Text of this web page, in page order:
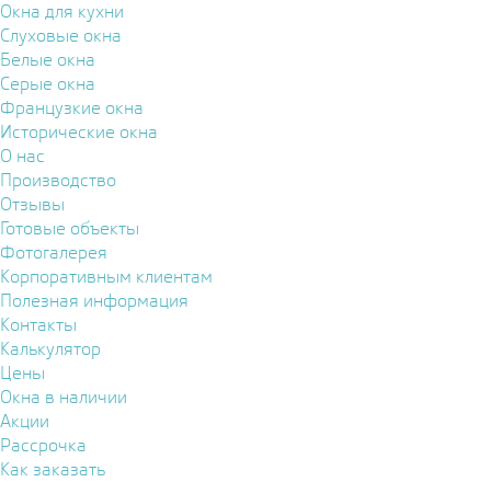
Окна для кухни
Слуховые окна
Белые окна
Серые окна
Французкие окна
Исторические окна
О нас
Производство
Отзывы
Готовые объекты
Фотогалерея
Корпоративным клиентам
Полезная информация
Контакты
Калькулятор
Цены
Окна в наличии
Акции
Рассрочка
Как заказать